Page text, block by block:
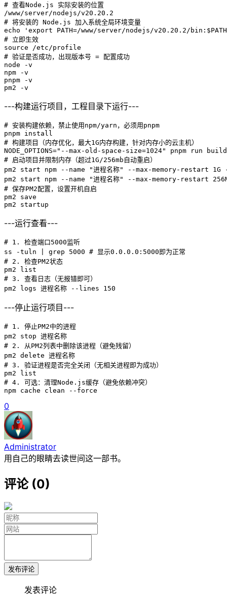
# 查看Node.js 实际安装的位置
/www/server/nodejs/v20.20.2
# 将安装的 Node.js 加入系统全局环境变量
echo 'export PATH=/www/server/nodejs/v20.20.2/
# 立即生效
source /etc/profile
# 验证是否成功，出现版本号 = 配置成功
node -v
npm -v
pnpm -v
pm2 -v
---构建运行项目，工程目录下运行---
# 安装构建依赖，禁止使用npm/yarn，必须用pnpm
pnpm install
# 构建项目（内存优化，最大1G内存构建，针对内存小的云主机）
NODE_OPTIONS="--max-old-space-size=1024" pnpm run build
# 启动项目并限制内存（超过1G/256mb自动重启）
pm2 start npm --name "进程名称" --max-memory-restart
pm2 start npm --name "进程名称" --max-memory-restart
# 保存PM2配置，设置开机自启
pm2 save
pm2 startup
---运行查看---
# 1. 检查端口5000监听
ss -tuln | grep 5000 # 显示0.0.0.0:5000即为正常
# 2. 检查PM2状态
pm2 list
# 3. 查看日志（无报错即可）
pm2 logs 进程名称 --lines 150
---停止运行项目---
# 1. 停止PM2中的进程
pm2 stop 进程名称
# 2. 从PM2列表中删除该进程（避免残留）
pm2 delete 进程名称
# 3. 验证进程是否完全关闭（无相关进程即为成功）
pm2 list
# 4. 可选：清理Node.js缓存（避免依赖冲突）
npm cache clean --force
0
Administrator
用自己的眼睛去读世间这一部书。
评论 (0)
发布评论
发表评论